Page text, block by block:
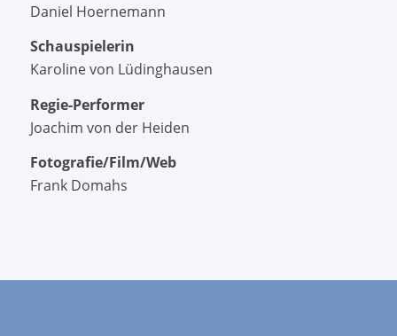
Daniel Hoernemann
Schauspielerin
Karoline von Lüdinghausen
Regie-Performer
Joachim von der Heiden
Fotografie/Film/Web
Frank Domahs